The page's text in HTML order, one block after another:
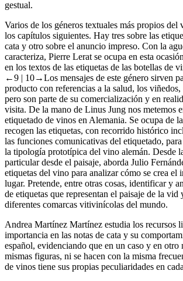
gestual.
Varios de los géneros textuales más propios del
los capítulos siguientes. Hay tres sobre las
cata y otro sobre el anuncio impreso. Con la
caracteriza, Pierre Lerat se ocupa en esta
en los textos de las etiquetas de las botellas de
←9 | 10→Los mensajes de este género sirven
producto con referencias a la salud, los
pero son parte de su comercialización y en
visita. De la mano de Linus Jung nos metemos
etiquetado de vinos en Alemania. Se ocupa de
recogen las etiquetas, con recorrido histórico
las funciones comunicativas del etiquetado,
la tipología prototípica del vino alemán. Desde
particular desde el paisaje, aborda Julio
etiquetas del vino para analizar cómo se crea el
lugar. Pretende, entre otras cosas, identificar y
de etiquetas que representan el paisaje de la vid
diferentes comarcas vitivinícolas del mundo.
Andrea Martínez Martínez estudia los recursos
importancia en las notas de cata y su
español, evidenciando que en un caso y en otro
mismas figuras, ni se hacen con la misma
de vinos tiene sus propias peculiaridades en